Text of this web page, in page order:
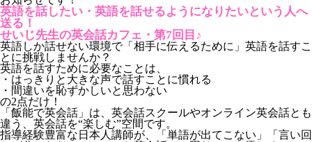
英語を話したい・英語を話せるようになりたいという人へ
送る！
せいじ先生の英会話カフェ・第7回目♪
英語しか話せない環境で「相手に伝えるために」英語を話すこ
とに挑戦しませんか？
英語を話すために必要なことは、
・はっきりと大きな声で話すことに慣れる
・間違いを恥ずかしいと思わない
の2点だけ！
「飯能で英会話」は、英会話スクールやオンライン英会話とも
違う、英会話を“楽しむ”空間です。
指導経験豊富な日本人講師が、「単語が出てこない」「言い回